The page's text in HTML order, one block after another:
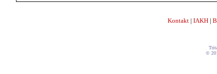
Kontakt | IAKH |
©